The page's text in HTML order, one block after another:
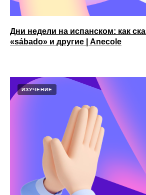
Дни недели на испанском: как
«sábado» и другие | Anecole
ИЗУЧЕНИЕ